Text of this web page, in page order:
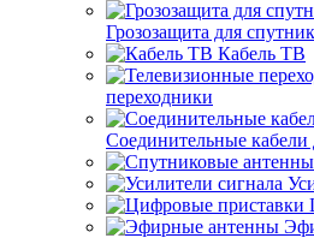
Грозозащита для
Кабель ТВ
переходники
Соединительные кабели